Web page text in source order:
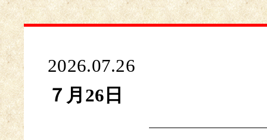
2026.07.26
７月26日